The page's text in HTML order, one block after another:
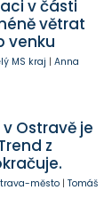
v části
větrat
venku
MS kraj | Anna
Ostravě je
z
město| Tomáš